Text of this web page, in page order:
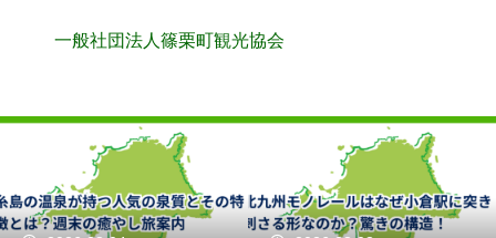
⼀般社団法⼈篠栗町観光協会